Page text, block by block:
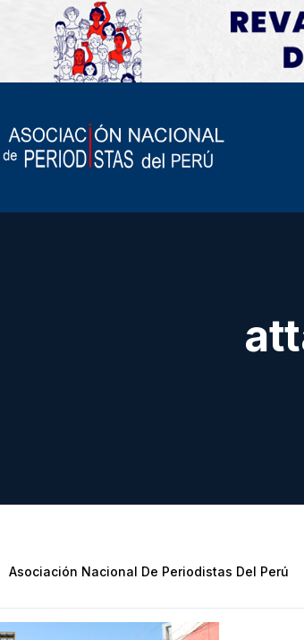
Asociación Nacional De Periodistas Del Perú